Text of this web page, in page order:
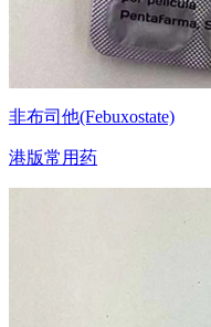
非布司他(Febuxostate)
港版常用药